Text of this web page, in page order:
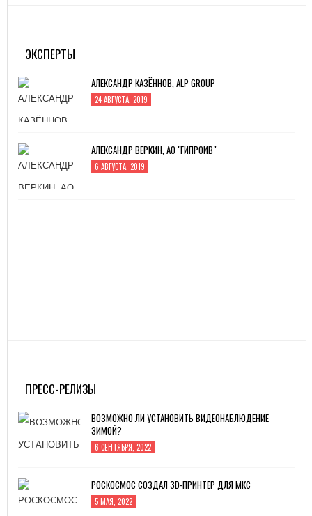
ЭКСПЕРТЫ
АЛЕКСАНДР КАЗЁННОВ, ALP GROUP
24 АВГУСТА, 2019
АЛЕКСАНДР ВЕРКИН, АО "ГИПРОИВ"
6 АВГУСТА, 2019
ПРЕСС-РЕЛИЗЫ
ВОЗМОЖНО ЛИ УСТАНОВИТЬ ВИДЕОНАБЛЮДЕНИЕ
ЗИМОЙ?
6 СЕНТЯБРЯ, 2022
РОСКОСМОС СОЗДАЛ 3D-ПРИНТЕР ДЛЯ МКС
5 МАЯ, 2022